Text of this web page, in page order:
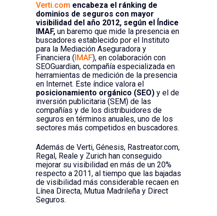
Verti.com encabeza el ránking de
dominios de seguros con mayor
visibilidad del año 2012, según el Índice
IMAF, un baremo que mide la presencia en
buscadores establecido por el Instituto
para la Mediación Aseguradora y
Financiera (IMAF), en colaboración con
SEOGuardian, compañía especializada en
herramientas de medición de la presencia
en Internet. Este índice valora el
posicionamiento orgánico (SEO) y el de
inversión publicitaria (SEM) de las
compañías y de los distribuidores de
seguros en términos anuales, uno de los
sectores más competidos en buscadores.
Además de Verti, Génesis, Rastreator.com,
Regal, Reale y Zurich han conseguido
mejorar su visibilidad en más de un 20%
respecto a 2011, al tiempo que las bajadas
de visibilidad más considerable recaen en
Línea Directa, Mutua Madrileña y Direct
Seguros.